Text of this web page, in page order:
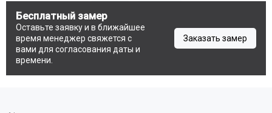
Бесплатный замер
Оставьте заявку и в ближайшее
время менеджер свяжется с
вами для согласования даты и
времени.
Заказать замер